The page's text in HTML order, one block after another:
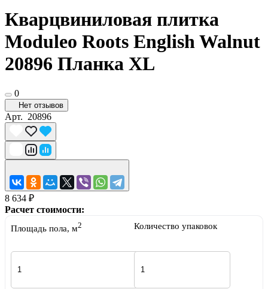
Кварцвиниловая плитка
Moduleo Roots English Walnut
20896 Планка XL
0
Нет отзывов
Арт. 20896
8 634 ₽
Расчет стоимости:
Площадь пола, м2 Количество упаковок